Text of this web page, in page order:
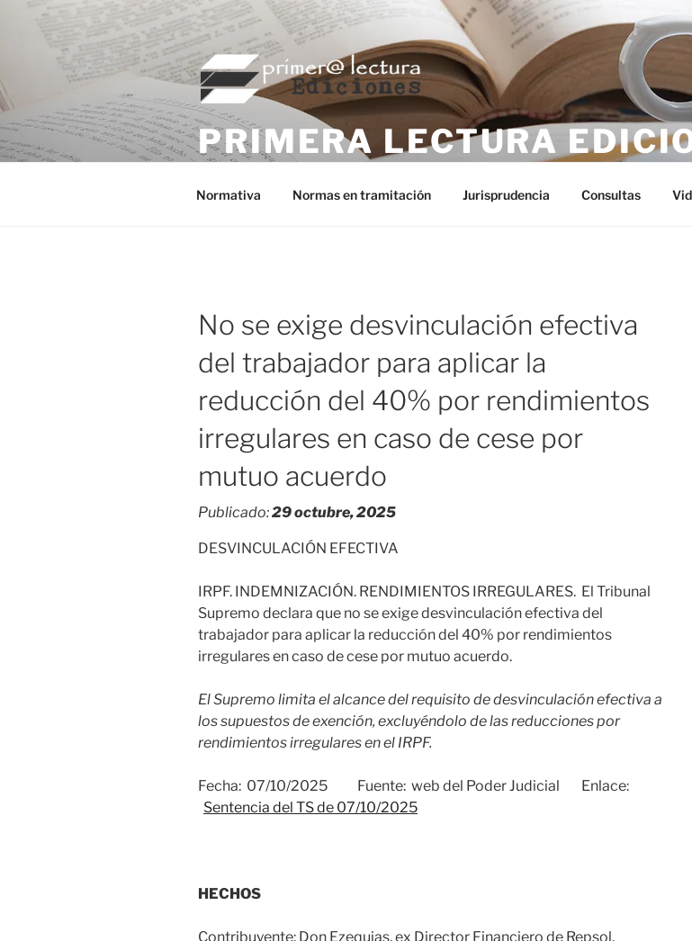
contenido
PRIMERA LECTURA
Normativa Normas en tramitación Jurisprudencia Consultas
No se exige desvinculación efectiva
del trabajador para aplicar la
reducción del 40% por rendimientos
irregulares en caso de cese por
mutuo acuerdo
Publicado:29 octubre, 2025
DESVINCULACIÓN EFECTIVA
IRPF. INDEMNIZACIÓN. RENDIMIENTOS IRREGULARES. El Tribunal
Supremo declara que no se exige desvinculación efectiva del
trabajador para aplicar la reducción del 40% por rendimientos
irregulares en caso de cese por mutuo acuerdo.
El Supremo limita el alcance del requisito de desvinculación efectiva a
los supuestos de exención, excluyéndolo de las reducciones por
rendimientos irregulares en el IRPF.
Fecha: 07/10/2025 Fuente: web del Poder Judicial Enlace:
Sentencia del TS de 07/10/2025
HECHOS
Contribuyente: Don Ezequias, ex Director Financiero de Repsol.